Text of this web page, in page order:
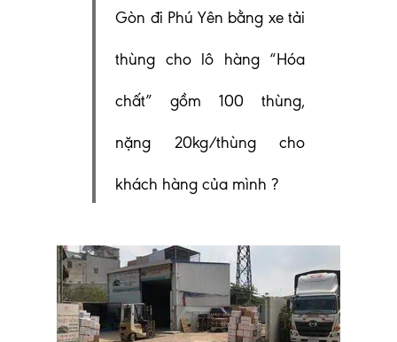
Gòn đi Phú Yên bằng xe tải
thùng cho lô hàng “Hóa
chất” gồm 100 thùng,
nặng 20kg/thùng cho
khách hàng của mình ?